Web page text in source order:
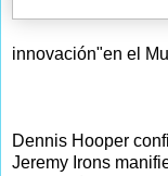
innovación"en el
Dennis Hooper
Jeremy Irons